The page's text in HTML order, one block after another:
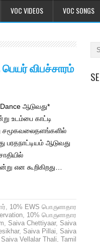
VOC VIDEOS VOC SONGS
விபச்சாரம்
ஆடுவது*
உடம்பை காட்டி
சமூகவலைதளங்களில்
பரதநாட்டியம் ஆடுவது
என கூறிகிறது…
, 10% EWS பொருளாதார
, 10% பொருளாதார
, Saiva Chettiyaar, Saiva
, Saiva Pillai, Saiva
Saiva Vellalar Thali, Tamil